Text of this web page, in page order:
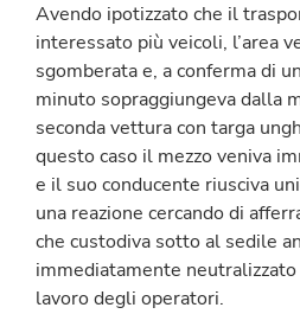
Avendo ipotizzato che il
interessato più veicoli, l’area
sgomberata e, a conferma di
minuto sopraggiungeva dalla
seconda vettura con targa
questo caso il mezzo veniva
e il suo conducente riusciva
una reazione cercando di
che custodiva sotto al sedile
immediatamente
lavoro degli operatori.